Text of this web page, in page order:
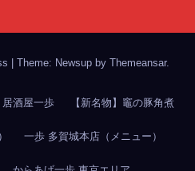
| Theme: Newsup by Themeansar.
居酒屋一歩 【新名物】竈の豚角煮
一歩 多賀城本店（メニュー）